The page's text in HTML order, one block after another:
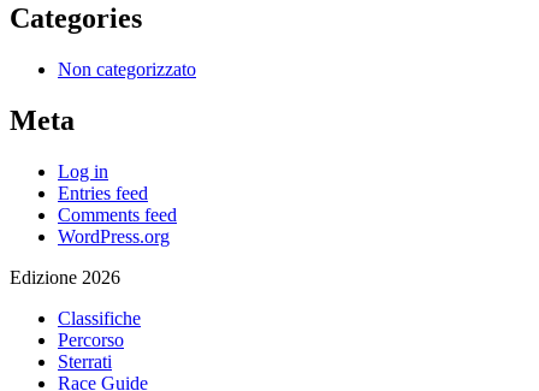
Categories
Non categorizzato
Meta
Log in
Entries feed
Comments feed
WordPress.org
Edizione 2026
Classifiche
Percorso
Sterrati
Race Guide